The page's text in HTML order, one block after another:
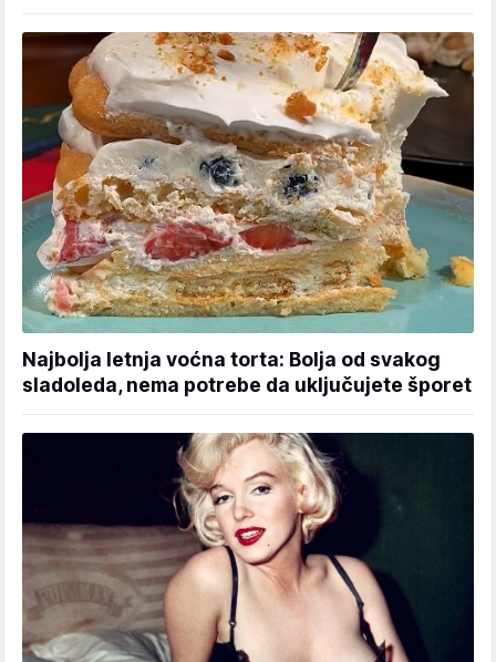
Najbolja letnja voćna torta: Bolja od svakog
sladoleda, nema potrebe da uključujete šporet